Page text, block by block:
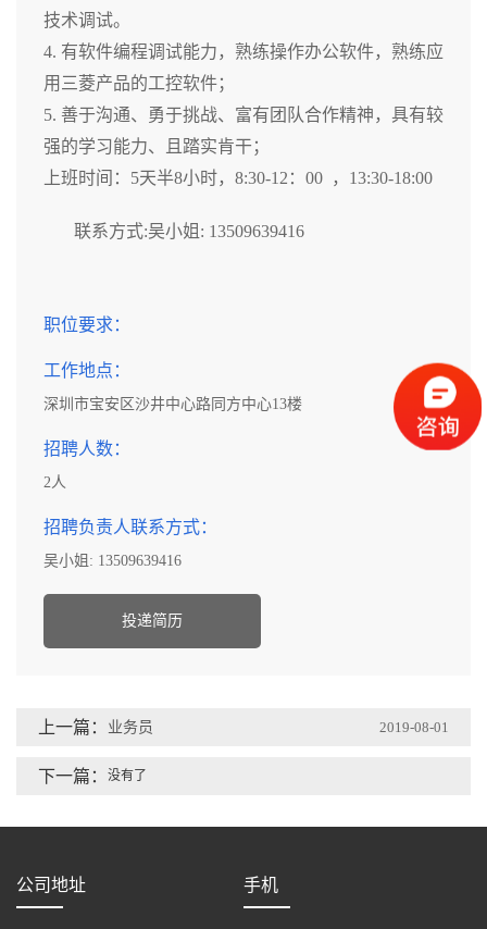
技术调试。
4. 有软件编程调试能力，熟练操作办公软件，熟练应
用三菱产品的工控软件；
5. 善于沟通、勇于挑战、富有团队合作精神，具有较
强的学习能力、且踏实肯干；
上班时间：5天半8小时，8:30-12：00 ，13:30-18:00
联系方式:吴小姐: 13509639416
职位要求：
工作地点：
深圳市宝安区沙井中心路同方中心13楼
招聘人数：
2人
招聘负责人联系方式：
吴小姐: 13509639416
投递简历
上一篇： 业务员 2019-08-01
下一篇： 没有了
公司地址 手机